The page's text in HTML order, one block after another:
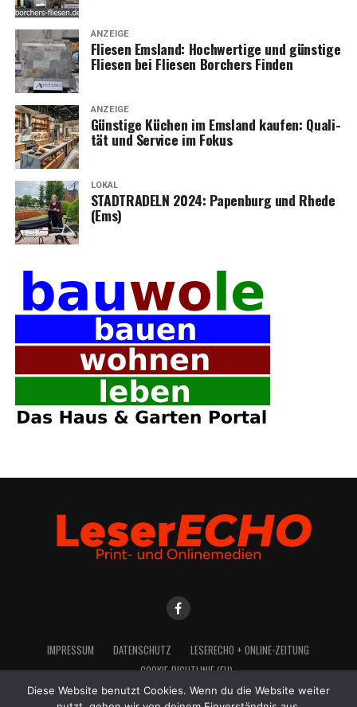
ANZEIGE
Flie­sen Ems­land: Hoch­wer­ti­ge und güns­ti­ge
Flie­sen bei Flie­sen Bor­chers Finden
ANZEIGE
Güns­ti­ge Küchen im Ems­land kau­fen: Qua­li­
tät und Ser­vice im Fokus
LOKAL
STADTRADELN 2024: Papen­burg und Rhe­de
(Ems)
IMPRES­SUM DATEN­SCHUTZ
LESE­R­ECHO + ONLINE-ZEITUNG
COO­KIE-RICH­T­­LI­­NIE (EU)
Diese Website benutzt Cookies. Wenn du die Website weiter